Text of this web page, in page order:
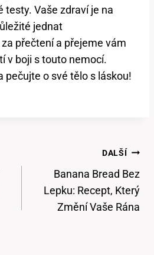
testy. Vaše zdraví je na
jednat
přečtení a přejeme vám
v boji s touto nemocí.
pečujte o své tělo s láskou!
DALŠÍ
Banana Bread Bez
Lepku: Recept, Který
Změní Vaše Rána